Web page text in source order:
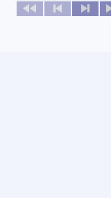
Keine News verfügbar